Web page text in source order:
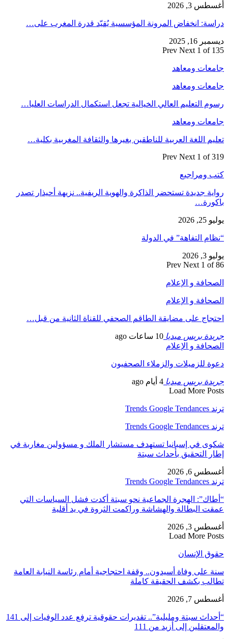
أغسطس 3, 2026
دراسة: انخفاض المرونة المؤسسية يُقيّد قدرة المغرب على…
ديسمبر 16, 2025
Prev Next 1 of 135
جامعات ومعاهد
جامعات ومعاهد
رسوم التعليم العالي الخيالية تجعل استكمال الدراسات العليا…
جامعات ومعاهد
تعليم اللغة العربية للناطقين بغيرها والثقافة المغربية بكلية…
Prev Next 1 of 319
كتب ومراجيع
رواية جديدة تستحضر الذاكرة والهوية الريفية.. نزيهة أحيذار تصدر
باكورة…
يوليو 25, 2026
“نظام التفاهة” في الدولة
يوليو 3, 2026
Prev Next 1 of 86
الصحافة و الإعلام
الصحافة و الإعلام
احتجاج على مضايقة الطاقم الصحفي للقناة الثانية من قبل…
جريدة بريس ميديا 10 ساعات ago
الصحافة و الإعلام
دعوة للزميلات والزملاء الصحفيون
جريدة بريس ميديا 4 أيام ago
Load More Posts
ترند Trends Google Tendances
ترند Trends Google Tendances
شكوى في إسبانيا تستهدف مستشار الملك و مسؤولين مغاربة في
إطار التحقيق بأحداث سبتة
أغسطس 6, 2026
ترند Trends Google Tendances
“أطاك”: الهجرة الجماعية نحو سبتة أكدت فشل السياسات التي
عمقت البطالة والهشاشة وراكمت الثروة في يد أقلية
أغسطس 3, 2026
Load More Posts
حقوق الإنسان
سنة على وفاة أسيدون.. وقفة احتجاجية أمام رئاسة النيابة العامة
تطالب بكشف الحقيقة كاملة
أغسطس 7, 2026
“أحداث سبتة ومليلية”.. تقديرات حقوقية ترفع عدد الوفيات إلى 141
والمعتقلين إلى أزيد من 111